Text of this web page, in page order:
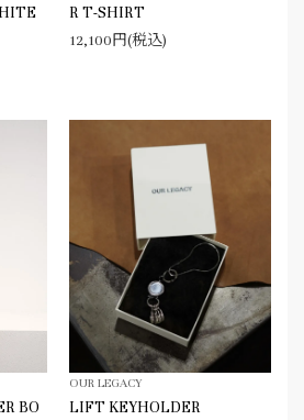
R T-SHIRT
12,100円(税込)
BO
OUR LEGACY
LIFT KEYHOLDER